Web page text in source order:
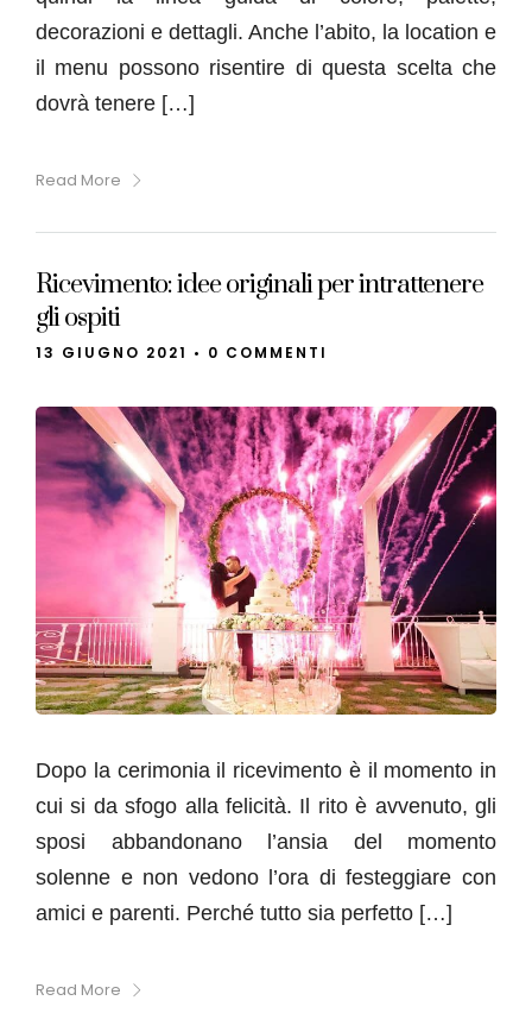
decorazioni e dettagli. Anche l’abito, la location e
il menu possono risentire di questa scelta che
dovrà tenere […]
Read More
Ricevimento: idee originali per intrattenere
gli ospiti
13 GIUGNO 2021 • 0 COMMENTI
Dopo la cerimonia il ricevimento è il momento in
cui si da sfogo alla felicità. Il rito è avvenuto, gli
sposi abbandonano l’ansia del momento
solenne e non vedono l’ora di festeggiare con
amici e parenti. Perché tutto sia perfetto […]
Read More